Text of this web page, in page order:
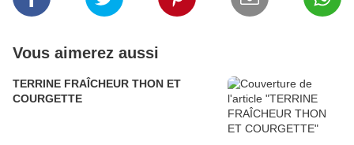
Vous aimerez aussi
TERRINE FRAÎCHEUR THON ET
COURGETTE